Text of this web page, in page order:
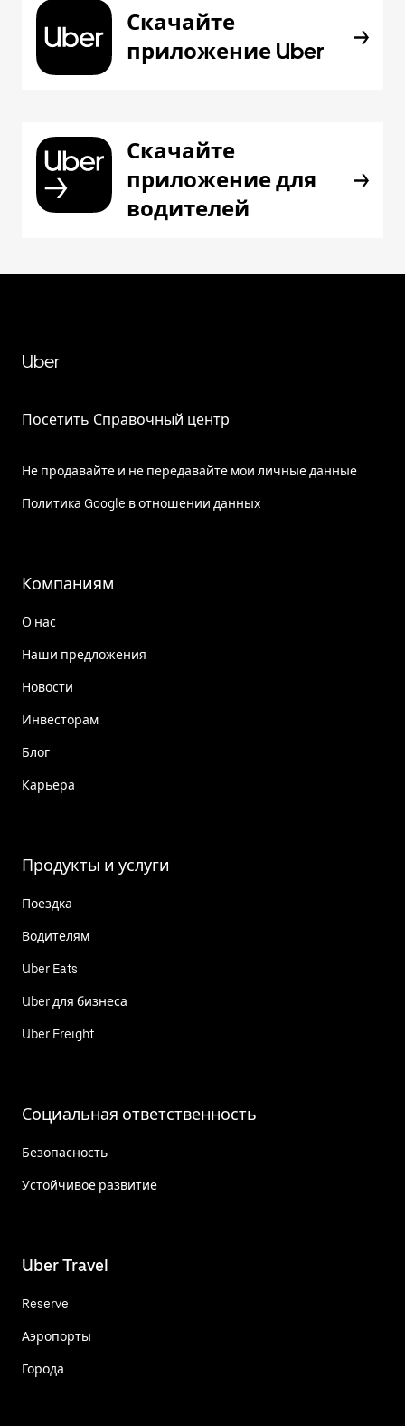
Скачайте
приложение Uber
Скачайте
приложение для
водителей
Uber
Посетить Справочный центр
Не продавайте и не передавайте мои личные данные
Политика Google в отношении данных
Компаниям
О нас
Наши предложения
Новости
Инвесторам
Блог
Карьера
Продукты и услуги
Поездка
Водителям
Uber Eats
Uber для бизнеса
Uber Freight
Социальная ответственность
Безопасность
Устойчивое развитие
Uber Travel
Reserve
Аэропорты
Города